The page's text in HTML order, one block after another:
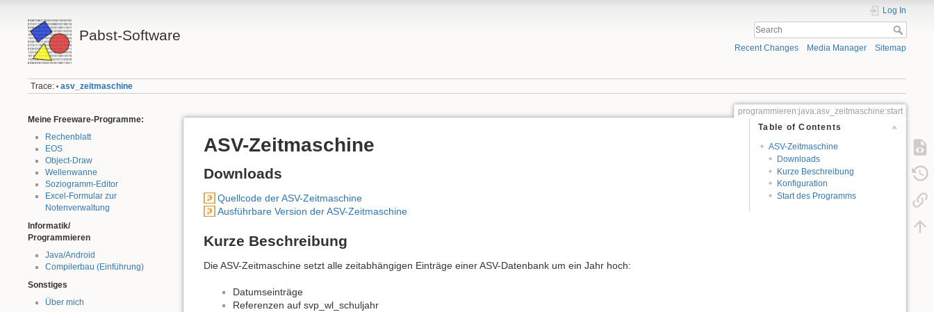
Pabst-Software
Log In
Recent Changes Media Manager Sitemap
Trace: • asv_zeitmaschine
Meine Freeware-Programme:
Rechenblatt
EOS
Object-Draw
Wellenwanne
Soziogramm-Editor
Excel-Formular zur
Notenverwaltung
Informatik/
Programmieren
Java/Android
Compilerbau (Einführung)
Sonstiges
Über mich
programmieren:java:asv_zeitmaschine:start
Table of Contents
ASV-Zeitmaschine
Downloads
Kurze Beschreibung
Konfiguration
Start des Programms
ASV-Zeitmaschine
Downloads
Quellcode der ASV-Zeitmaschine
Ausführbare Version der ASV-Zeitmaschine
Kurze Beschreibung
Die ASV-Zeitmaschine setzt alle zeitabhängigen Einträge einer ASV-Datenbank um ein Jahr hoch:
Datumseinträge
Referenzen auf svp_wl_schuljahr